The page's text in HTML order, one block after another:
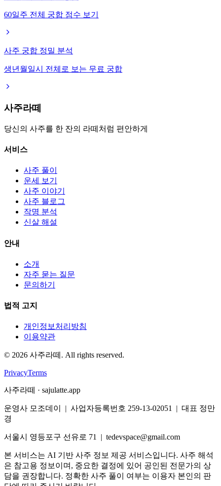
60일주 전체 궁합 점수 보기
사주 궁합 정밀 분석
생년월일시 전체로 보는 무료 궁합
사주라떼
당신의 사주를 한 잔의 라떼처럼 편안하게
서비스
사주 풀이
운세 보기
사주 이야기
사주 블로그
작명 분석
신살 해설
안내
소개
자주 묻는 질문
문의하기
법적 고지
개인정보처리방침
이용약관
© 2026 사주라떼. All rights reserved.
PrivacyTerms
사주라떼 · sajulatte.app
운영사 모조데이 | 사업자등록번호 259-13-02051 | 대표 정만
경
서울시 영등포구 선유로 71 | tedevspace@gmail.com
본 서비스는 AI 기반 사주 정보 제공 서비스입니다. 사주 해석
은 참고용 정보이며, 중요한 결정에 있어 공인된 전문가의 상
담을 권장합니다. 정확한 사주 풀이 여부는 이용자 본인의 판